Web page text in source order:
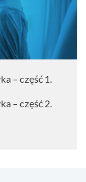
– część 1.
– część 2.